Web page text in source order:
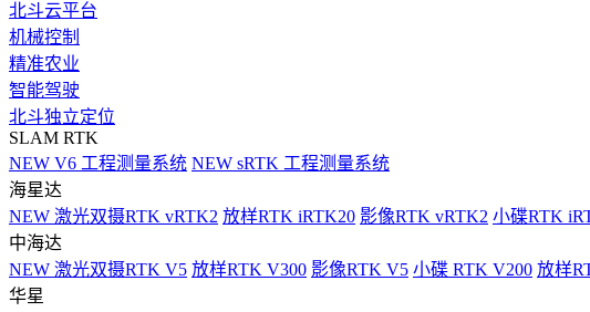
北斗云平台
机械控制
精准农业
智能驾驶
北斗独立定位
SLAM RTK
NEW V6 工程测量系统 NEW sRTK 工程测量系统
海星达
NEW 激光双摄RTK vRTK2 放样RTK iRTK20 影像RTK vRTK2 小碟RTK
中海达
NEW 激光双摄RTK V5 放样RTK V300 影像RTK V5 小碟 RTK V200 放样
华星